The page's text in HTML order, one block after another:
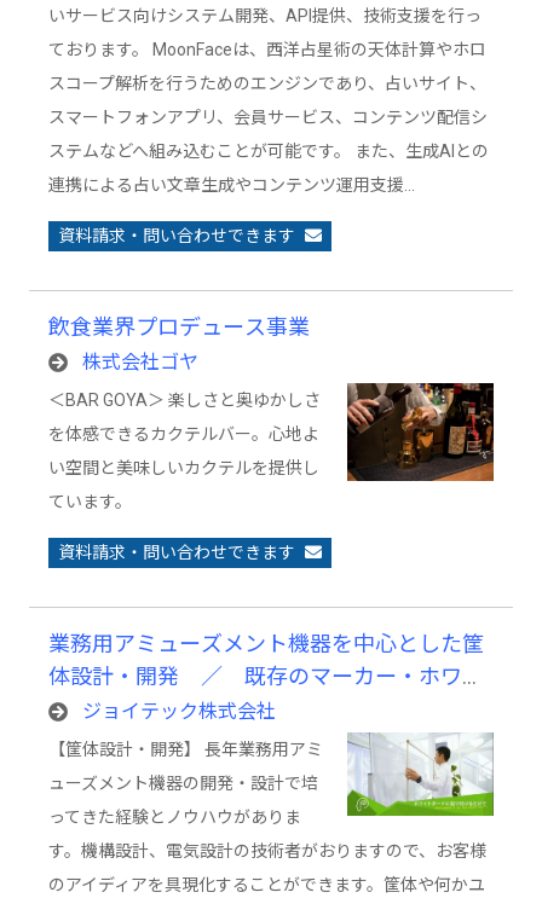
いサービス向けシステム開発、API提供、技術支援を行っ
ております。 MoonFaceは、西洋占星術の天体計算やホロ
スコープ解析を行うためのエンジンであり、占いサイト、
スマートフォンアプリ、会員サービス、コンテンツ配信シ
ステムなどへ組み込むことが可能です。 また、生成AIとの
連携による占い文章生成やコンテンツ運用支援…
資料請求・問い合わせできます
飲食業界プロデュース事業
株式会社ゴヤ
＜BAR GOYA＞ 楽しさと奥ゆかしさ
を体感できるカクテルバー。心地よ
い空間と美味しいカクテルを提供し
ています。
資料請求・問い合わせできます
業務用アミューズメント機器を中心とした筐
体設計・開発 ／ 既存のマーカー・ホワイ
トボードをそのまま使用できる電子黒板「白
板家」
ジョイテック株式会社
【筐体設計・開発】 長年業務用アミ
ューズメント機器の開発・設計で培
ってきた経験とノウハウがありま
す。機構設計、電気設計の技術者がおりますので、お客様
のアイディアを具現化することができます。筐体や何かユ